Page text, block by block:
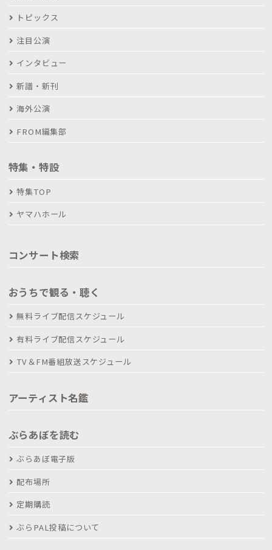
トピックス
注目公演
インタビュー
新譜・新刊
海外公演
FROM編集部
特集・特設
特集TOP
ヤマハホール
コンサート検索
おうちで観る・聴く
無料ライブ配信スケジュール
有料ライブ配信スケジュール
TV＆FM番組放送スケジュール
アーティスト名鑑
ぶらあぼを読む
ぶらあぼ電子版
配布場所
定期購読
ぶらPAL投稿について